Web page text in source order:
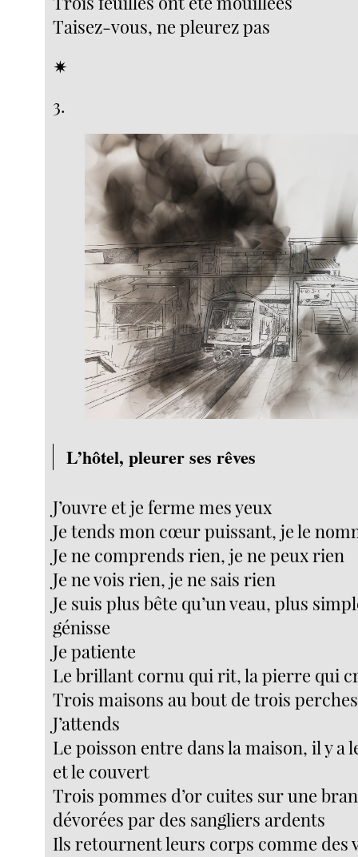
Taisez-vous, ne pleurez pas
✴︎
3.
L’hôtel, pleurer ses rêves
J’ouvre et je ferme mes yeux
Je tends mon cœur puissant, je le
Je ne comprends rien, je ne peux rien
Je ne vois rien, je ne sais rien
Je suis plus bête qu’un veau, plus
génisse
Je patiente
Le brillant cornu qui rit, la pierre qui
Trois maisons au bout de trois perches
J’attends
Le poisson entre dans la maison, il y a
et le couvert
Trois pommes d’or cuites sur une
dévorées par des sangliers ardents
Ils retournent leurs corps comme des